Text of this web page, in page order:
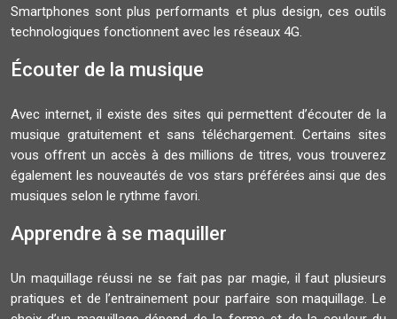
Smartphones sont plus performants et plus design, ces outils
technologiques fonctionnent avec les réseaux 4G.
Écouter de la musique
Avec internet, il existe des sites qui permettent d’écouter de la
musique gratuitement et sans téléchargement. Certains sites
vous offrent un accès à des millions de titres, vous trouverez
également les nouveautés de vos stars préférées ainsi que des
musiques selon le rythme favori.
Apprendre à se maquiller
Un maquillage réussi ne se fait pas par magie, il faut plusieurs
pratiques et de l’entrainement pour parfaire son maquillage. Le